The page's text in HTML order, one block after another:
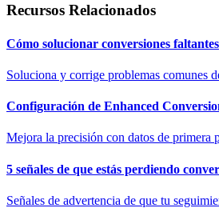
Recursos Relacionados
Cómo solucionar conversiones faltantes
Soluciona y corrige problemas comunes
Configuración de Enhanced
Mejora la precisión con datos de primera
5 señales de que estás perdiendo
Señales de advertencia de que tu